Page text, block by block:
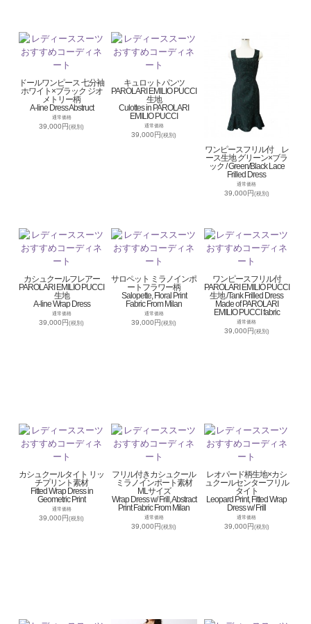
ドールワンピース 七分袖
ホワイト×ブラック ジオ
メトリー柄
A-line Dress Abstruct
通常価格
39,000円(税別)
キュロットパンツ
PAROLARI EMILIO PUCCI
生地
Culottes in PAROLARI
EMILIO PUCCI
通常価格
39,000円(税別)
ワンピースフリル付 レ
ース生地 グリーン×ブラ
ック / Green/Black Lace
Frilled Dress
通常価格
39,000円(税別)
カシュクールフレアー
PAROLARI EMILIO PUCCI
生地
A-line Wrap Dress
通常価格
39,000円(税別)
サロペット ミラノインポ
ートフラワー柄
Salopette, Floral Print
Fabric From Milan
通常価格
39,000円(税別)
ワンピースフリル付
PAROLARI EMILIO PUCCI
生地 /Tank Frilled Dress
Made of PAROLARI
EMILIO PUCCI fabric
通常価格
39,000円(税別)
カシュクールタイト リッ
チプリント素材
Fitted Wrap Dress in
Geometric Print
通常価格
39,000円(税別)
フリル付きカシュクール
ミラノインポート素材
MLサイズ
Wrap Dress w/ Frill, Abstract
Print Fabric From Milan
通常価格
39,000円(税別)
レオパード柄生地×カシ
ュクールセンターフリル
タイト
Leopard Print, Fitted Wrap
Dress w/ Frill
通常価格
39,000円(税別)